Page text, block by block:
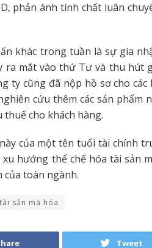
phản ánh tính chất luân
khác trong tuần là sự gia
ra mắt vào thứ Tư và thu hút
ty cũng đã nộp hồ sơ cho
cứu thêm các sản
thuế cho khách hàng.
của một tên tuổi tài chính
hướng thể chế hóa tài sản
của toàn ngành.
tài sản mã hóa
Tweet